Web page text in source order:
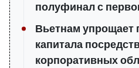
полуфинал с
Вьетнам упрощает
капитала
корпоративных